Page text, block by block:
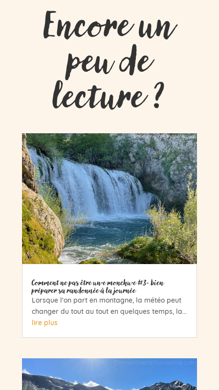
Encore un
peu de
lecture ?
Comment ne pas être un·e monchu·e #3- bien
préparer sa randonnée à la journée
Lorsque l'on part en montagne, la météo peut
changer du tout au tout en quelques temps, la...
lire plus